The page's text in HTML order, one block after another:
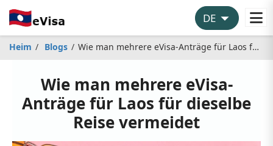
Heim Blogs Wie man mehrere eVisa-Anträge für Laos für dieselbe Reise vermeidet
Wie man mehrere eVisa-
Anträge für Laos für dieselbe
Reise vermeidet